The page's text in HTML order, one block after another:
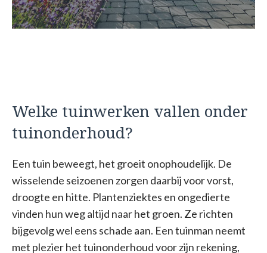
Welke tuinwerken vallen onder
tuinonderhoud?
Een tuin beweegt, het groeit onophoudelijk. De
wisselende seizoenen zorgen daarbij voor vorst,
droogte en hitte. Plantenziektes en ongedierte
vinden hun weg altijd naar het groen. Ze richten
bijgevolg wel eens schade aan. Een tuinman neemt
met plezier het tuinonderhoud voor zijn rekening,